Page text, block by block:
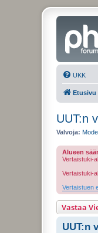
UKK
Etusivu
UUT:n
Valvoja:
Alueen
Vertaistuki-
Vertaistuki-
Vertaistuen
Vastaa
UUT:n